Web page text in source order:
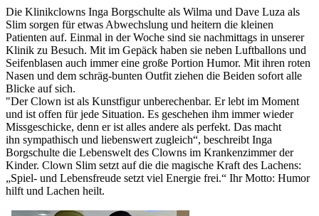
Die Klinikclowns Inga Borgschulte als Wilma und Dave Luza als
Slim sorgen für etwas Abwechslung und heitern die kleinen
Patienten auf. Einmal in der Woche sind sie nachmittags in unserer
Klinik zu Besuch. Mit im Gepäck haben sie neben Luftballons und
Seifenblasen auch immer eine große Portion Humor. Mit ihren roten
Nasen und dem schräg-bunten Outfit ziehen die Beiden sofort alle
Blicke auf sich.
"Der Clown ist als Kunstfigur unberechenbar. Er lebt im Moment
und ist offen für jede Situation. Es geschehen ihm immer wieder
Missgeschicke, denn er ist alles andere als perfekt. Das macht
ihn sympathisch und liebenswert zugleich“, beschreibt Inga
Borgschulte die Lebenswelt des Clowns im Krankenzimmer der
Kinder. Clown Slim setzt auf die die magische Kraft des Lachens:
„Spiel- und Lebensfreude setzt viel Energie frei.“ Ihr Motto: Humor
hilft und Lachen heilt.